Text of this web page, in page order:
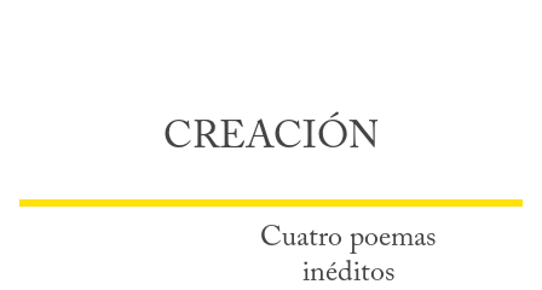
CREACIÓN
Cuatro poemas
inéditos